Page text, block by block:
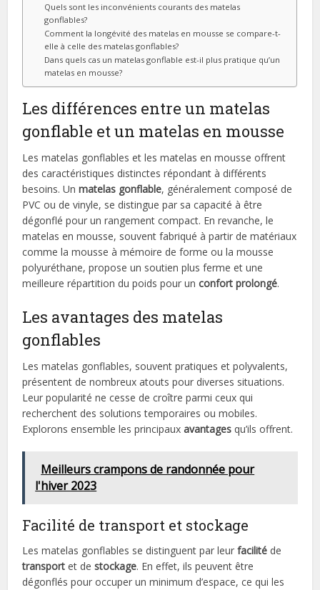
Quels sont les inconvénients courants des matelas
gonflables?
Comment la longévité des matelas en mousse se compare-t-
elle à celle des matelas gonflables?
Dans quels cas un matelas gonflable est-il plus pratique qu’un
matelas en mousse?
Les différences entre un matelas
gonflable et un matelas en mousse
Les matelas gonflables et les matelas en mousse offrent
des caractéristiques distinctes répondant à différents
besoins. Unmatelas gonflable, généralement composé de
PVC ou de vinyle, se distingue par sa capacité à être
dégonflé pour un rangement compact. En revanche, le
matelas en mousse, souvent fabriqué à partir de matériaux
comme la mousse à mémoire de forme ou la mousse
polyuréthane, propose un soutien plus ferme et une
meilleure répartition du poids pour unconfort prolongé.
Les avantages des matelas
gonflables
Les matelas gonflables, souvent pratiques et polyvalents,
présentent de nombreux atouts pour diverses situations.
Leur popularité ne cesse de croître parmi ceux qui
recherchent des solutions temporaires ou mobiles.
Explorons ensemble les principauxavantages qu’ils offrent.
Meilleurs crampons de randonnée pour
l'hiver 2023
Facilité de transport et stockage
Les matelas gonflables se distinguent par leurfacilité de
transport et destockage. En effet, ils peuvent être
dégonflés pour occuper un minimum d’espace, ce qui les